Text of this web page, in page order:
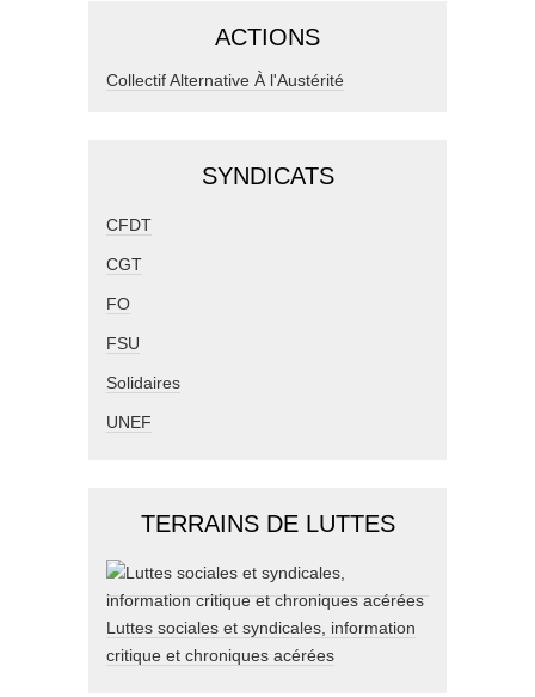
ACTIONS
Collectif Alternative À l'Austérité
SYNDICATS
CFDT
CGT
FO
FSU
Solidaires
UNEF
TERRAINS DE LUTTES
Luttes sociales et syndicales, information
critique et chroniques acérées